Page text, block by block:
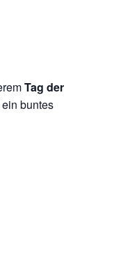
Tag der
buntes